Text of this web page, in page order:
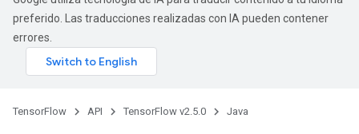
preferido. Las traducciones realizadas con IA pueden contener
errores.
TensorFlow API TensorFlow v2.5.0 Java